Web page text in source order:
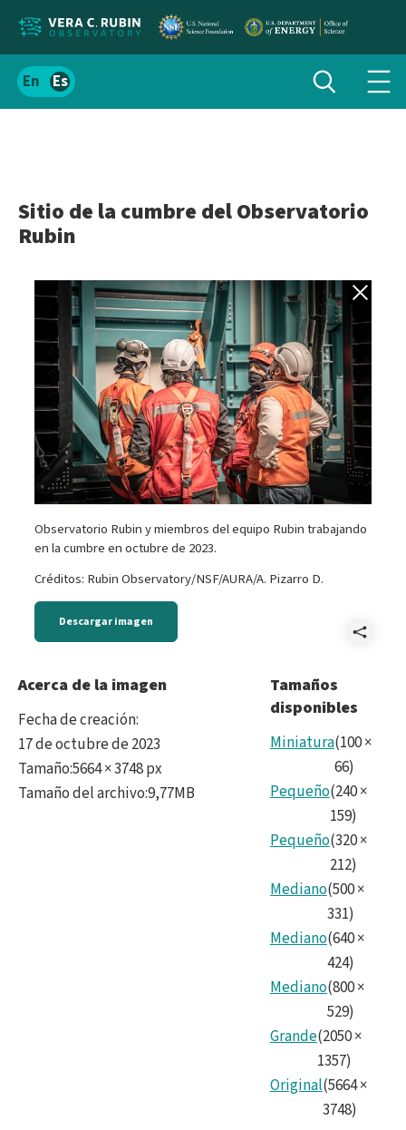
Localizar
el
Español
Alternar
búsqueda
Sitio de la cumbre del Observatorio
Rubin
Volver a
Observatorio Rubin y miembros del equipo Rubin trabajando
en la cumbre en octubre de 2023.
Créditos: Rubin Observatory/NSF/AURA/A. Pizarro D.
Descargar imagen
Acerca de la imagen
Fecha de creación:
17 de octubre de 2023
Tamaño:5664 × 3748 px
Tamaño del archivo:9,77MB
Tamaños
disponibles
Miniatura(100×
66)
Pequeño(240×
159)
Pequeño(320×
212)
Mediano(500×
331)
Mediano(640×
424)
Mediano(800×
529)
Grande(2050×
1357)
Original(5664×
3748)